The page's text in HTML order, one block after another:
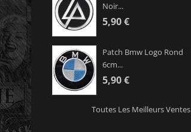
Noir...
5,90 €
Patch Bmw Logo Rond
6cm...
5,90 €
Toutes Les Meilleurs Ventes